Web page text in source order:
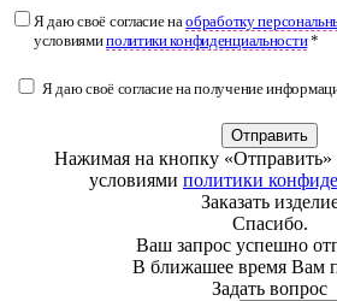
Я даю своё согласие наобработку
условиямиполитики конфиденциальности*
Я даю своё согласие на получение
Отправить
Нажимая на кнопку «Отправить»
условиями политики
Заказать
Спасибо.
Ваш запрос успешно
В ближашее время Вам
Задать вопрос